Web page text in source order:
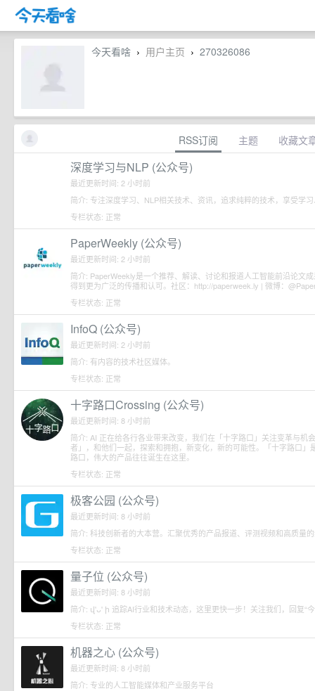
今天看啥 › 用户主页 › 270326086
RSS订阅 主题 收藏文
深度学习与NLP (公众号)
最近更新时间: 2 小时前
简介: 专注深度学习、NLP相关技术、资讯，追求纯粹的技术，享受学
专栏状态: 正常
PaperWeekly (公众号)
最近更新时间: 2 小时前
简介: PaperWeekly是一个推荐、解读、讨论和报道人工智能前沿论文
得到更为广泛的传播和认可。社区：http://paperweek.ly | 微博：
专栏状态: 正常
InfoQ (公众号)
最近更新时间: 2 小时前
简介: 有内容的技术社区媒体。
专栏状态: 正常
十字路口Crossing (公众号)
最近更新时间: 8 小时前
简介: AI 正在给各行各业带来改变，我们在「十字路口」关注变革与机
者」，和他们一起，探索和拥抱，新变化，新的可能性。「十字路口
路口，伟大的产品往往诞生在这里。
专栏状态: 正常
极客公园 (公众号)
最近更新时间: 8 小时前
简介: 科技创新者的大本营。汇聚优秀的产品报道、评测视频和高质量
专栏状态: 正常
量子位 (公众号)
最近更新时间: 8 小时前
简介: վ'ᴗ' ի 追踪AI行业和技术动态，这里更快一步！关注我们，回复“
专栏状态: 正常
机器之心 (公众号)
最近更新时间: 8 小时前
简介: 专业的人工智能媒体和产业服务平台